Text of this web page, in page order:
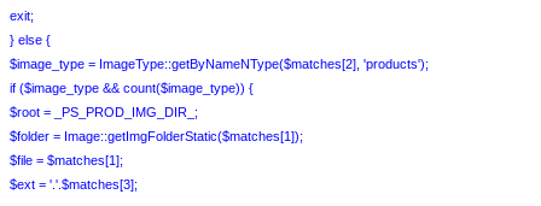
exit;
} else {
$image_type = ImageType::getByNameNType($matches[2], 'products');
if ($image_type && count($image_type)) {
$root = _PS_PROD_IMG_DIR_;
$folder = Image::getImgFolderStatic($matches[1]);
$file = $matches[1];
$ext = '.'.$matches[3];